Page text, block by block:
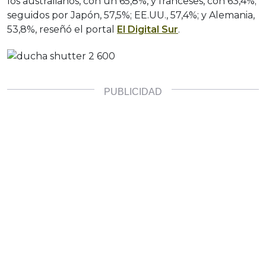
seguidos por Japón, 57,5%; EE.UU., 57,4%; y Alemania,
53,8%, reseñó el portal El Digital Sur.